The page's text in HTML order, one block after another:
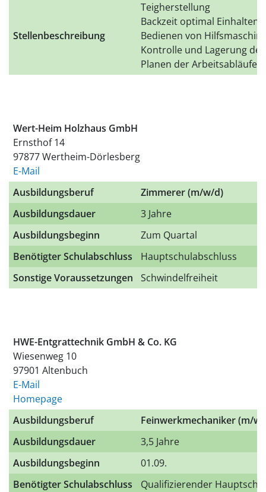
Stellenbeschreibung
Teigherstellung
Backzeit optimal Einhalten
Bedienen von
Kontrolle und Lagerung
Planen der Arbeitsabläufe
Wert-Heim Holzhaus GmbH
Ernsthof 14
97877 Wertheim-Dörlesberg
E-Mail
Ausbildungsberuf
Zimmerer (m/w/d)
Ausbildungsdauer
3 Jahre
Ausbildungsbeginn
Zum Quartal
Benötigter Schulabschluss
Hauptschulabschluss
Sonstige Voraussetzungen
Schwindelfreiheit
HWE-Entgrattechnik GmbH & Co. KG
Wiesenweg 10
97901 Altenbuch
E-Mail
Homepage
Ausbildungsberuf
Feinwerkmechaniker (m/
Ausbildungsdauer
3,5 Jahre
Ausbildungsbeginn
01.09.
Benötigter Schulabschluss
Qualifizierender